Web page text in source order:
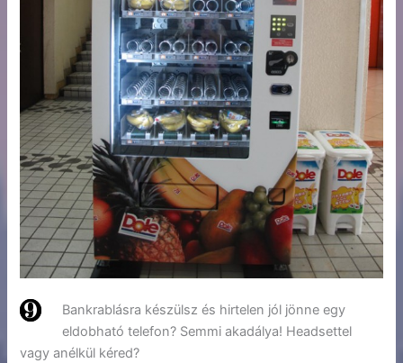
Bankrablásra készülsz és hirtelen jól jönne egy
eldobható telefon? Semmi akadálya! Headsettel
vagy anélkül kéred?